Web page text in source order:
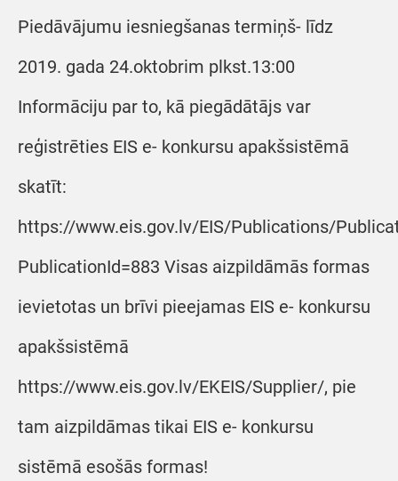
Piedāvājumu iesniegšanas termiņš- līdz
2019. gada 24.oktobrim plkst.13:00
Informāciju par to, kā piegādātājs var
reģistrēties EIS e- konkursu apakšsistēmā
skatīt:
https://www.eis.gov.lv/EIS/Publications/
PublicationId=883 Visas aizpildāmās formas
ievietotas un brīvi pieejamas EIS e- konkursu
apakšsistēmā
https://www.eis.gov.lv/EKEIS/Supplier/, pie
tam aizpildāmas tikai EIS e- konkursu
sistēmā esošās formas!